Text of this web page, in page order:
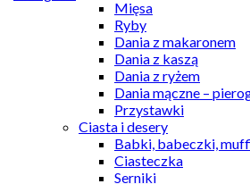
Mięsa
Ryby
Dania z makaronem
Dania z kaszą
Dania z ryżem
Dania mączne –
Przystawki
Ciasta i desery
Babki, babeczki,
Ciasteczka
Serniki